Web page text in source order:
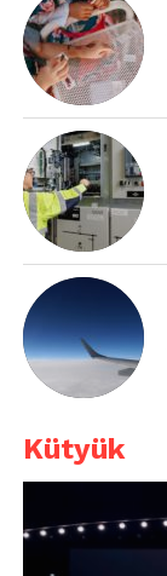
Kütyük